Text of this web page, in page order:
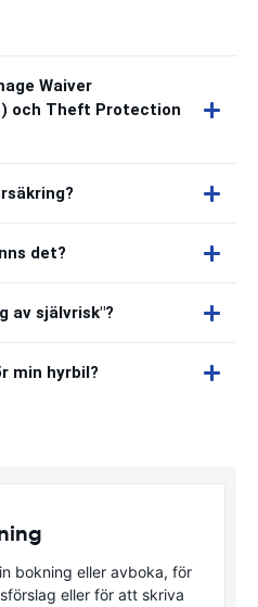
Waiver
och Theft Protection
det?
av självrisk"?
min hyrbil?
bokning eller avboka, för
eller för att skriva